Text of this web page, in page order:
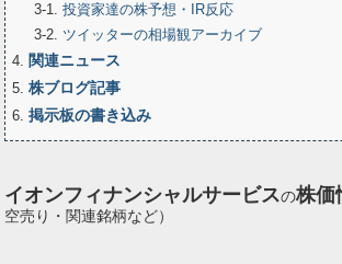
3-1 投資家達の株予想・IR反応
3-2 ツイッターの相場観アーカイブ
4
関連ニュース
5 株ブログ記事
6 掲示板の書き込み
イオンフィナンシャルサービスの株価
空売り・関連銘柄など）